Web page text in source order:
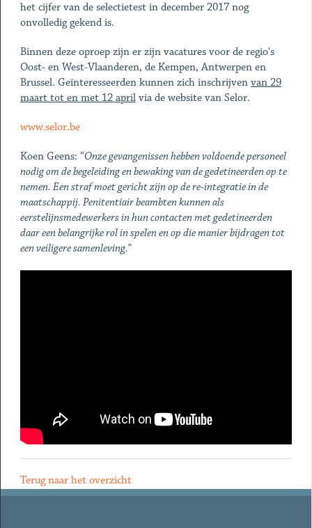
het cijfer van de selectietest in december 2017 nog
onvolledig gekend is.
Binnen deze oproep zijn er zijn vacatures voor de regio's
Oost- en West-Vlaanderen, de Kempen, Antwerpen en
Brussel. Geïnteresseerden kunnen zich inschrijven van 29
maart tot en met 12 aprilvia de website van Selor.
www.selor.be
Koen Geens: “Onze gevangenissen hebben voldoende personeel
nodig om de begeleiding en bewaking van de gedetineerden op te
nemen. Een straf moet gericht zijn op de re-integratie in de
maatschappij. Penitentiair beambten kunnen als
eerstelijnsmedewerkers in hun contacten met gedetineerden
daar een belangrijke rol in spelen en op die manier bijdragen tot
een veiligere samenleving.”
Terug naar het overzicht